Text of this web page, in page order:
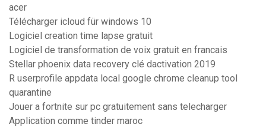
acer
Télécharger icloud für windows 10
Logiciel creation time lapse gratuit
Logiciel de transformation de voix gratuit en francais
Stellar phoenix data recovery clé dactivation 2019
R userprofile appdata local google chrome cleanup tool
quarantine
Jouer a fortnite sur pc gratuitement sans telecharger
Application comme tinder maroc